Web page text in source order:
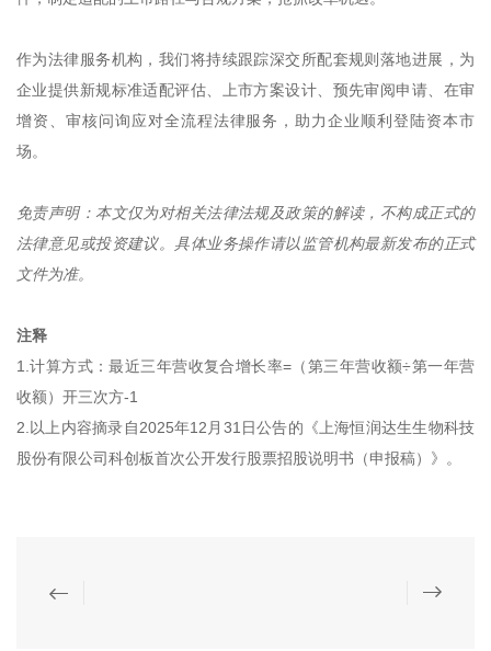
作为法律服务机构，我们将持续跟踪深交所配套规则落地进展，为
企业提供新规标准适配评估、上市方案设计、预先审阅申请、在审
增资、审核问询应对全流程法律服务，助力企业顺利登陆资本市
场。
免责声明：本文仅为对相关法律法规及政策的解读，不构成正式的
法律意见或投资建议。具体业务操作请以监管机构最新发布的正式
文件为准。
注释
1.计算方式：最近三年营收复合增长率=（第三年营收额÷第一年营
收额）开三次方-1
2.以上内容摘录自2025年12月31日公告的《上海恒润达生生物科技
股份有限公司科创板首次公开发行股票招股说明书（申报稿）》。